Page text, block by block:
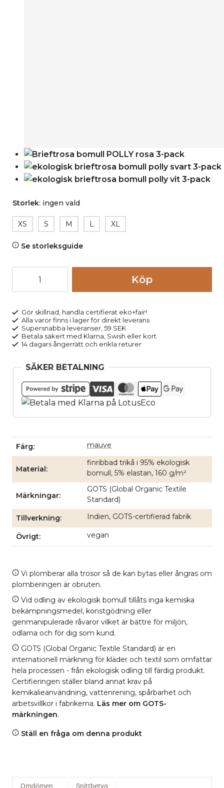
Storlek: ingen vald
XS S M L XL
Se storleksguide
lila
3-
pack
mängd
Köp
Gör skillnad, handla certifierat eko+fair!
Alla varor finns i lager för direkt leverans
Supersnabba leveranser, 59 SEK
Betala säkert med Klarna, Swish eller kort
14 dagars ångerrätt och enkla returer
SÄKER BETALNING
Färg mauve
Material
finribbad trikå i 95% ekologisk
bomull, 5% elastan, 160 g/m²
Märkningar
GOTS (Global Organic Textile
Standard)
Tillverkning Indien, GOTS-certifierad fabrik
Övrigt vegan
Vi plomberar alla trosor så de kan bytas eller ångras om
plomberingen är obruten.
Vid odling av ekologisk bomull tillåts inga kemiska
bekämpningsmedel, konstgödning eller
genmanipulerade råvaror vilket är bättre för miljön,
odlarna och för dig som kund.
GOTS (Global Organic Textile Standard) är en
internationell märkning för kläder och textil som omfattar
hela processen - från ekologisk odling till färdig produkt.
Certifieringen ställer bland annat krav på
kemikalieanvändning, vattenrening, spårbarhet och
arbetsvillkor i fabrikerna. Läs mer om GOTS-
märkningen.
Ställ en fråga om denna produkt